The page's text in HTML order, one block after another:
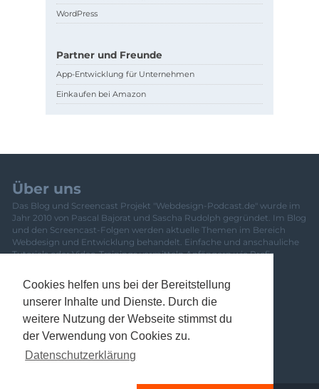
Cookies helfen uns bei der Bereitstellung
unserer Inhalte und Dienste. Durch die
weitere Nutzung der Webseite stimmst du
der Verwendung von Cookies zu.
Datenschutzerklärung
WordPress
Partner und Freunde
App-Entwicklung für Unternehmen
Einkaufen bei Amazon
Über uns
Das Blog und Screencast Projekt "Webdesign-Podcast.de" wurde im
Jahr 2010 von Pascal Bajorat und Sascha Rudolph gegründet. Im Blog
und den Screencast-Folgen werden aktuelle Themen im Bereich
Webdesign und Entwicklung behandelt. Einfache und anschauliche
Tutorials oder Video-Trainings vermitteln Anfängern wie Profis
Mitwirkende ist
hier zu finden .
Newsletter
Banner
Kontakt
Datenschutzerklärung
Impressum